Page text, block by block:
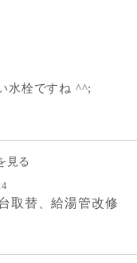
水栓ですね ^^;
見る
取替、給湯管改修